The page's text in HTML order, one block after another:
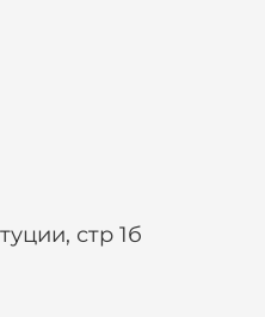
стр 1б